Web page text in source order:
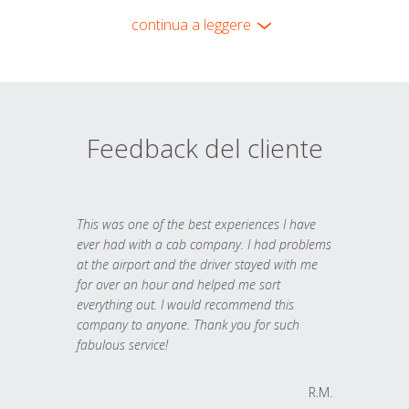
continua a leggere
Feedback del cliente
This was one of the best experiences I have
ever had with a cab company. I had problems
at the airport and the driver stayed with me
for over an hour and helped me sort
everything out. I would recommend this
company to anyone. Thank you for such
fabulous service!
R.M.